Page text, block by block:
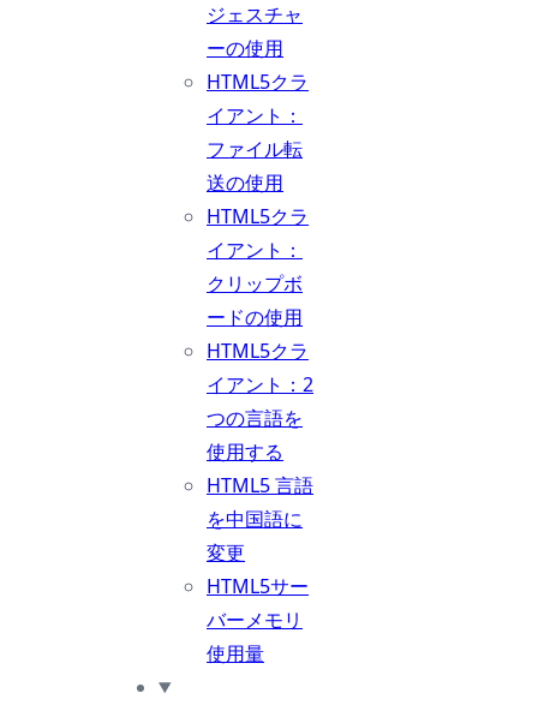
ジェスチャ
ーの使用
HTML5クラ
イアント：
ファイル転
送の使用
HTML5クラ
イアント：
クリップボ
ードの使用
HTML5クラ
イアント：2
つの言語を
使用する
HTML5 言語
を中国語に
変更
HTML5サー
バーメモリ
使用量